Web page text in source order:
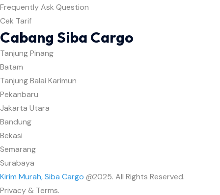
Frequently Ask Question
Cek Tarif
Cabang Siba Cargo
Tanjung Pinang
Batam
Tanjung Balai Karimun
Pekanbaru
Jakarta Utara
Bandung
Bekasi
Semarang
Surabaya
Kirim Murah, Siba Cargo @2025. All Rights Reserved.
Privacy & Terms.